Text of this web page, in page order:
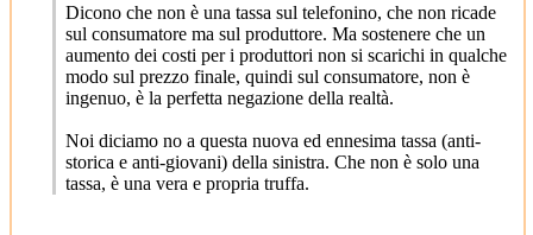
Dicono che non è una tassa sul telefonino, che non ricade
sul consumatore ma sul produttore. Ma sostenere che un
aumento dei costi per i produttori non si scarichi in qualche
modo sul prezzo finale, quindi sul consumatore, non è
ingenuo, è la perfetta negazione della realtà.
Noi diciamo no a questa nuova ed ennesima tassa (anti-
storica e anti-giovani) della sinistra. Che non è solo una
tassa, è una vera e propria truffa.